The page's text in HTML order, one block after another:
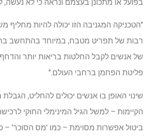
בפועל או מתכונן בעצמם ונראה כי לא נעשה,
"הטכניקה המגניבה הזו יכולה להיות מחליף
רבות של תפריט מטבח, במיוחד בהתחשב
של אנשים לקבל החלטות בריאות יותר
פליטת הפחמן ברחבי העולם."
שינוי האופן בו אנשים יכולים להחליט,
הקיימות – למשל הגיל המינימלי החוקי
ביטול אפשרות מסוימת – כמו 'מס הסוכר' –